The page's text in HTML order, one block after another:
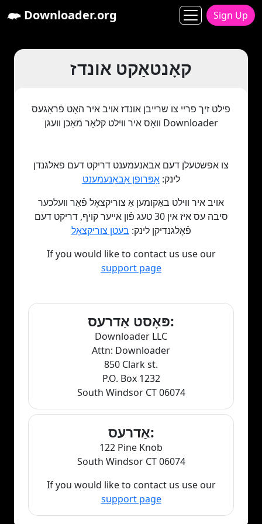
Downloader.org Sign Up
קאָנטאַקט אונדז
פילט זיך פריי צו שרייבן אונדז אויב איר האָט פֿראַגעס
וואָס איר ווילט קלאָר מאַכן וועגן Downloader
צו אפשטעלן דעם אבאנעמענט דריקט דעם פאלגנדן
לינק:אָפּרופן אַבאָנעמענט
אויב איר ווילט באַקומען אַ צוריקצאָל פֿאַר וועלכער
סיבה עס איז אין 30 טעג פֿון אייער קויף, דריקט דעם
פֿאָלגנדיקן לינק: בעטן צוריקצאָל
If you would like to contact us use our
support page
פּאָסט אַדרעס:
Downloader LLC
Attn: Downloader
850 Clark st.
P.O. Box 1232
South Windsor CT 06074
אַדרעס:
122 Pine Knob
South Windsor CT 06074
If you would like to contact us use our
support page